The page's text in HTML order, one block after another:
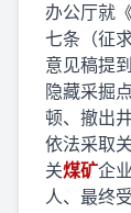
办公厅就
七条（征
意见稿提
隐藏采掘
顿、撤出
依法采取
关煤矿企
人、最终